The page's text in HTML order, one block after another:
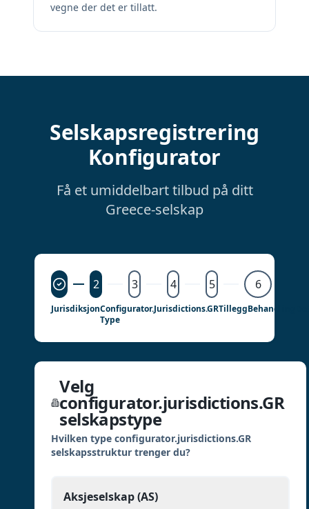
vegne der det er tillatt.
Selskapsregistrering
Konfigurator
Få et umiddelbart tilbud på ditt
Greece-selskap
2 3 4 5 6
JurisdiksjonConfigurator.jurisdictions.GR
Type
TilleggBehandling
Velg
configurator.jurisdictions.GR
selskapstype
Hvilken type configurator.jurisdictions.GR
selskapsstruktur trenger du?
Aksjeselskap (AS)